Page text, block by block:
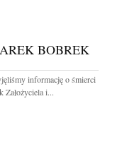
BOBREK
informację o śmierci
Założyciela i...